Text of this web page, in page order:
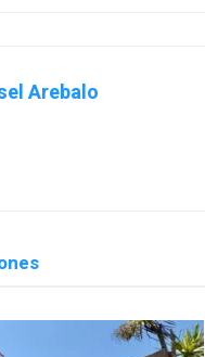
Arebalo